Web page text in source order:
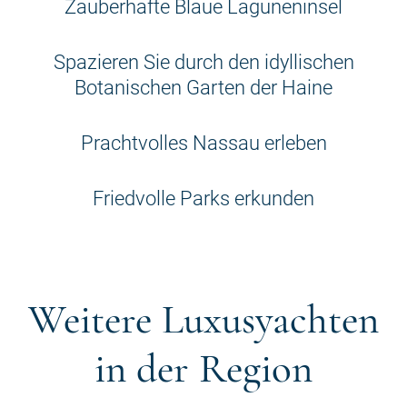
Zauberhafte Blaue Laguneninsel
Spazieren Sie durch den idyllischen
Botanischen Garten der Haine
Prachtvolles Nassau erleben
Friedvolle Parks erkunden
Weitere Luxusyachten
in der Region